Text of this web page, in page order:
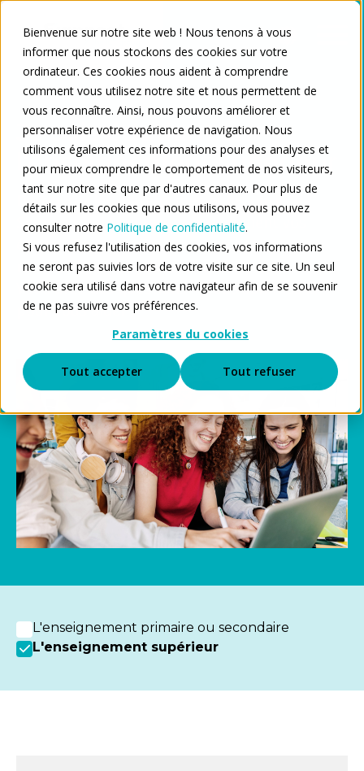
Bienvenue sur notre site web ! Nous tenons à vous
informer que nous stockons des cookies sur votre
ordinateur. Ces cookies nous aident à comprendre
comment vous utilisez notre site et nous permettent de
vous reconnaître. Ainsi, nous pouvons améliorer et
personnaliser votre expérience de navigation. Nous
utilisons également ces informations pour des analyses et
pour mieux comprendre le comportement de nos visiteurs,
tant sur notre site que par d'autres canaux. Pour plus de
détails sur les cookies que nous utilisons, vous pouvez
consulter notre Politique de confidentialité.
Si vous refusez l'utilisation des cookies, vos informations
ne seront pas suivies lors de votre visite sur ce site. Un seul
cookie sera utilisé dans votre navigateur afin de se souvenir
de ne pas suivre vos préférences.
Paramètres du cookies
Tout accepter Tout refuser
Je suis édutiant en
l'enseignement supérieur
Découvrez les plateformes et les outils de
Signpost qui faciliteront grandement vos
études. Tout ce que vous cherchez est
rassemblé en un seul endroit.
Vous avez des questions ? Nous sommes là
pour vous aider.
L'enseignement primaire ou secondaire
L'enseignement supérieur